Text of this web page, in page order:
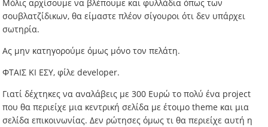
Μόλις αρχίσουμε να βλέπουμε και φυλλάδια όπως των
σουβλατζίδικων, θα είμαστε πλέον σίγουροι ότι δεν υπάρχει
σωτηρία.
Ας μην κατηγορούμε όμως μόνο τον πελάτη.
ΦΤΑΙΣ ΚΙ ΕΣΥ, φίλε developer.
Γιατί δέχτηκες να αναλάβεις με 300 Ευρώ το πολύ ένα project
που θα περιείχε μια κεντρική σελίδα με έτοιμο theme και μια
σελίδα επικοινωνίας. Δεν ρώτησες όμως τι θα περιείχε αυτή η